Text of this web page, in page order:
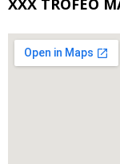
XXX TROFEO